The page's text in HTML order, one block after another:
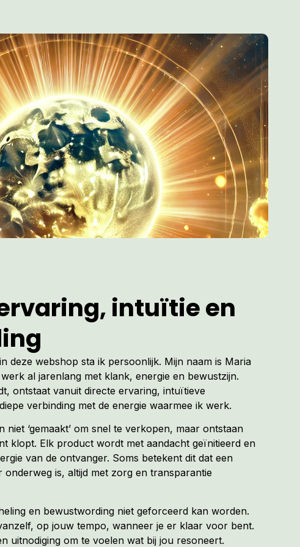
intuïtie en
deze webshop sta ik persoonlijk. Mijn naam is Maria
al jarenlang met klank, energie en bewustzijn.
ontstaat vanuit directe ervaring, intuïtieve
verbinding met de energie waarmee ik werk.
niet ‘gemaakt’ om snel te verkopen, maar ontstaan
klopt. Elk product wordt met aandacht geïnitieerd en
van de ontvanger. Soms betekent dit dat een
onderweg is, altijd met zorg en transparantie
en bewustwording niet geforceerd kan worden.
op jouw tempo, wanneer je er klaar voor bent.
uitnodiging om te voelen wat bij jou resoneert.